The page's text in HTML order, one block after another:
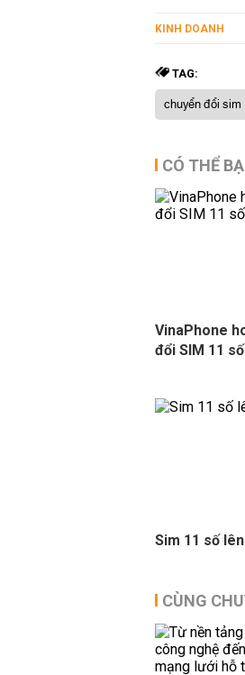
KINH DOANH
TAG:
chuyển đổi sim
CÓ THỂ
VinaPhone
đổi SIM 11
Sim 11 số
CÙNG